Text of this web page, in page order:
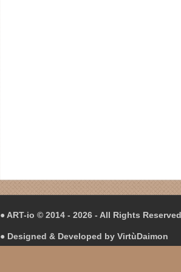
● ART-io © 2014 - 2026 - All Rights Reserved
● Designed & Developed by VirtùDaimon